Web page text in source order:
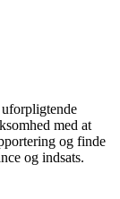
med at
og finde
og indsats.